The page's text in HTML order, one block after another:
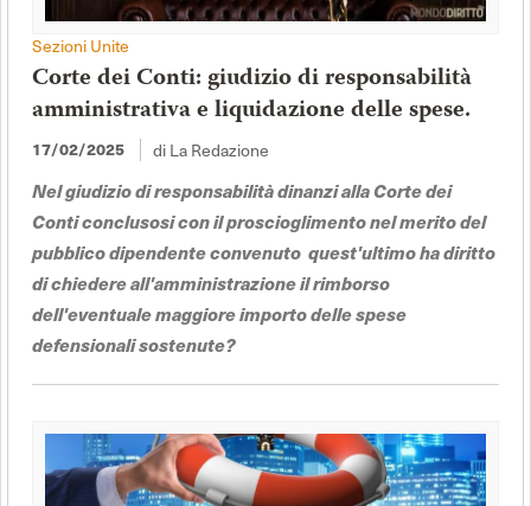
Sezioni Unite
Corte dei Conti: giudizio di responsabilità
amministrativa e liquidazione delle spese.
17/02/2025
di La Redazione
Nel giudizio di responsabilità dinanzi alla Corte dei
Conti conclusosi con il proscioglimento nel merito del
pubblico dipendente convenuto quest'ultimo ha diritto
di chiedere all'amministrazione il rimborso
dell'eventuale maggiore importo delle spese
defensionali sostenute?